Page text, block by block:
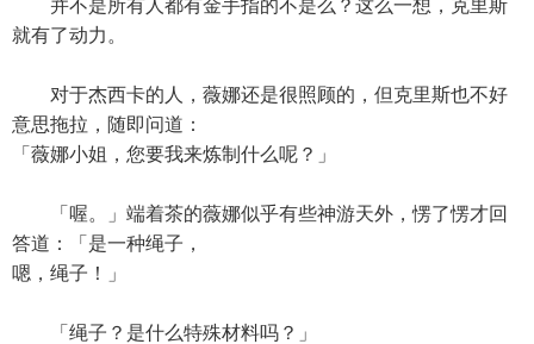
并不是所有人都有金手指的不是么？这么一想，克里斯
就有了动力。
对于杰西卡的人，薇娜还是很照顾的，但克里斯也不好
意思拖拉，随即问道：
「薇娜小姐，您要我来炼制什么呢？」
「喔。」端着茶的薇娜似乎有些神游天外，愣了愣才回
答道：「是一种绳子，
嗯，绳子！」
「绳子？是什么特殊材料吗？」